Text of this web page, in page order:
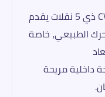
محرك 1.5 لتر تيربو مرتبط بفتيس CVT ذي 5 نقلات يقدم
الطبيعي، خاصة
مساحة داخلية مريحة